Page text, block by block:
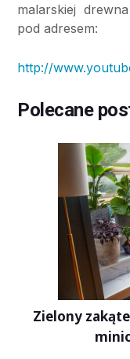
malarskiej
pod adresem:
http://
Polecane
Zielony